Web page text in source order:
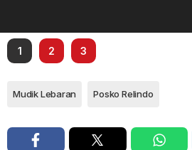
1 2 3
Mudik Lebaran Posko Relindo